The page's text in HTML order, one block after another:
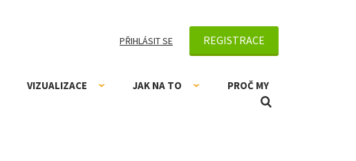
PŘIHLÁSIT SE REGISTRACE
VIZUALIZACE JAK NA TO PROČ MY